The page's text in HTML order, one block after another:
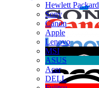
Hewlett Packard
Sony
Canon
Apple
Lenovo
MSI
ASUS
Acer
DELL